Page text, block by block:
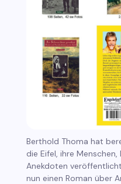
Berthold Thoma hat
die Eifel, ihre
Anekdoten
nun einen Roman über